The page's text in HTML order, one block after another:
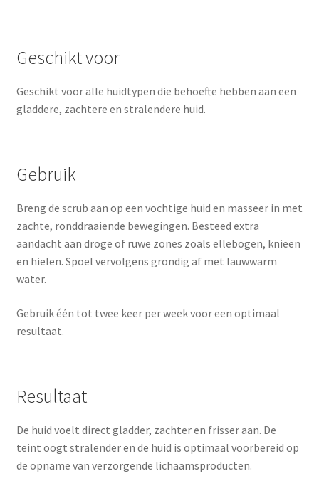
Geschikt voor
Geschikt voor alle huidtypen die behoefte hebben aan een
gladdere, zachtere en stralendere huid.
Gebruik
Breng de scrub aan op een vochtige huid en masseer in met
zachte, ronddraaiende bewegingen. Besteed extra
aandacht aan droge of ruwe zones zoals ellebogen, knieën
en hielen. Spoel vervolgens grondig af met lauwwarm
water.
Gebruik één tot twee keer per week voor een optimaal
resultaat.
Resultaat
De huid voelt direct gladder, zachter en frisser aan. De
teint oogt stralender en de huid is optimaal voorbereid op
de opname van verzorgende lichaamsproducten.